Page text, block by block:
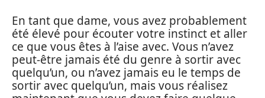
En tant que dame, vous avez probablement
été élevé pour écouter votre instinct et aller
ce que vous êtes à l’aise avec. Vous n’avez
peut-être jamais été du genre à sortir avec
quelqu’un, ou n’avez jamais eu le temps de
sortir avec quelqu’un, mais vous réalisez